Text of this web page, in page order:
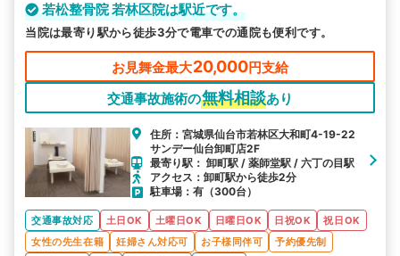
若松整骨院 若林区院は駅近です。
当院は最寄り駅から徒歩3分で電車での通院も便利です。
お見舞金最大20,000円支給
交通事故施術の無料相談あり
住所：宮城県仙台市若林区大和町4-19-22
サンデー仙台卸町店2F
最寄り駅： 卸町駅 / 薬師堂駅 / 六丁の目駅
アクセス：卸町駅から徒歩2分
駐車場：有（300台）
交通事故対応 土日OK 土曜日OK 日曜日OK 日祝OK
祝日OK
女性の先生在籍
妊婦さん対応可 お子様同伴可
予約優先制